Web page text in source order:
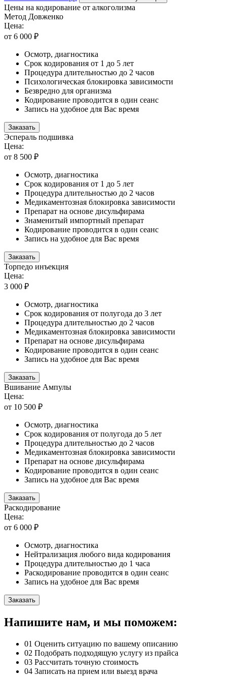
Цены на кодирование от алкоголизма
Метод Довженко
Цена:
от 6 000 ₽
Осмотр, диагностика
Срок кодирования от 1 до 5 лет
Процедура длительностью до 2 часов
Психологическая блокировка зависимости
Безвредно для организма
Кодирование проводится в один сеанс
Запись на удобное для Вас время
Заказать
Эспераль подшивка
Цена:
от 8 500 ₽
Осмотр, диагностика
Срок кодирования от 1 до 5 лет
Процедура длительностью до 2 часов
Медикаментозная блокировка зависимости
Препарат на основе дисульфирама
Знаменитый импортный препарат
Кодирование проводится в один сеанс
Запись на удобное для Вас время
Заказать
Торпедо инъекция
Цена:
3 000 ₽
Осмотр, диагностика
Срок кодирования от полугода до 3 лет
Процедура длительностью до 2 часов
Медикаментозная блокировка зависимости
Препарат на основе дисульфирама
Кодирование проводится в один сеанс
Запись на удобное для Вас время
Заказать
Вшивание Ампулы
Цена:
от 10 500 ₽
Осмотр, диагностика
Срок кодирования от полугода до 5 лет
Процедура длительностью до 2 часов
Медикаментозная блокировка зависимости
Препарат на основе дисульфирама
Кодирование проводится в один сеанс
Запись на удобное для Вас время
Заказать
Раскодирование
Цена:
от 6 000 ₽
Осмотр, диагностика
Нейтрализация любого вида кодирования
Процедура длительностью до 1 часа
Раскодирование проводится в один сеанс
Запись на удобное для Вас время
Заказать
Напишите нам, и мы поможем:
01 Оценить ситуацию по вашему описанию
02 Подобрать подходящую услугу из прайса
03 Рассчитать точную стоимость
04 Записать на прием или выезд врача